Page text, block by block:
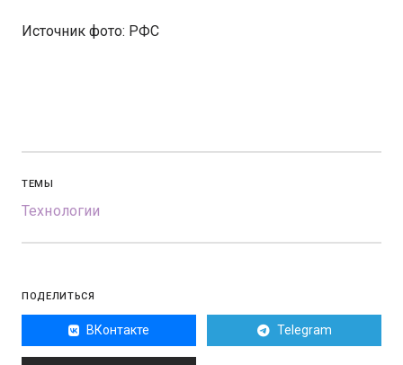
Источник фото: РФС
ТЕМЫ
Технологии
ПОДЕЛИТЬСЯ
ВКонтакте Telegram